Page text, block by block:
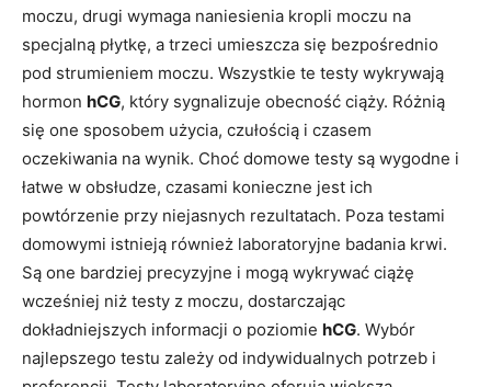
moczu, drugi wymaga naniesienia kropli moczu na
specjalną płytkę, a trzeci umieszcza się bezpośrednio
pod strumieniem moczu. Wszystkie te testy wykrywają
hormon hCG, który sygnalizuje obecność ciąży. Różnią
się one sposobem użycia, czułością i czasem
oczekiwania na wynik. Choć domowe testy są wygodne i
łatwe w obsłudze, czasami konieczne jest ich
powtórzenie przy niejasnych rezultatach. Poza testami
domowymi istnieją również laboratoryjne badania krwi.
Są one bardziej precyzyjne i mogą wykrywać ciążę
wcześniej niż testy z moczu, dostarczając
dokładniejszych informacji o poziomie hCG. Wybór
najlepszego testu zależy od indywidualnych potrzeb i